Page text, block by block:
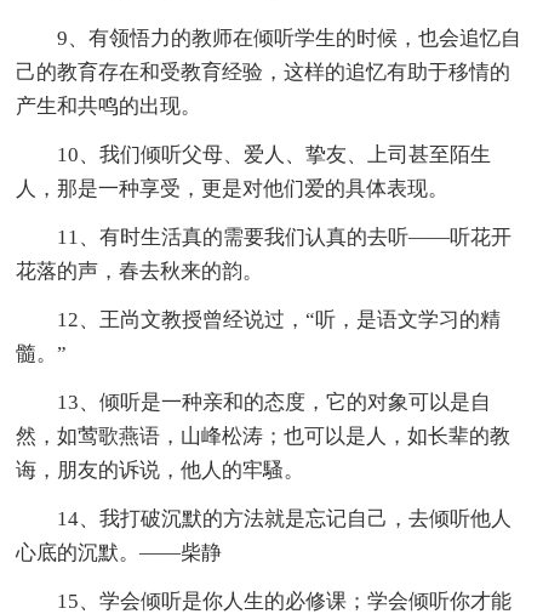
9、有领悟力的教师在倾听学生的时候，也会追忆自
己的教育存在和受教育经验，这样的追忆有助于移情的
产生和共鸣的出现。
10、我们倾听父母、爱人、挚友、上司甚至陌生
人，那是一种享受，更是对他们爱的具体表现。
11、有时生活真的需要我们认真的去听——听花开
花落的声，春去秋来的韵。
12、王尚文教授曾经说过，“听，是语文学习的精
髓。”
13、倾听是一种亲和的态度，它的对象可以是自
然，如莺歌燕语，山峰松涛；也可以是人，如长辈的教
诲，朋友的诉说，他人的牢騷。
14、我打破沉默的方法就是忘记自己，去倾听他人
心底的沉默。——柴静
15、学会倾听是你人生的必修课；学会倾听你才能